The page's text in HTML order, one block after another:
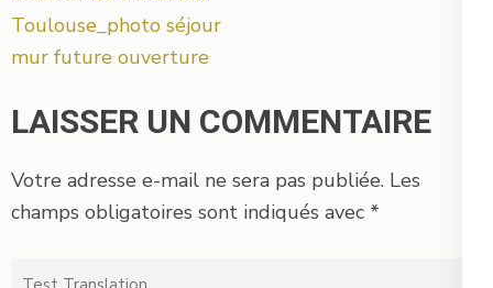
de
l’article
Toulouse_photo séjour
mur future ouverture
LAISSER UN COMMENTAIRE
Votre adresse e-mail ne sera pas publiée. Les
champs obligatoires sont indiqués avec *
Test